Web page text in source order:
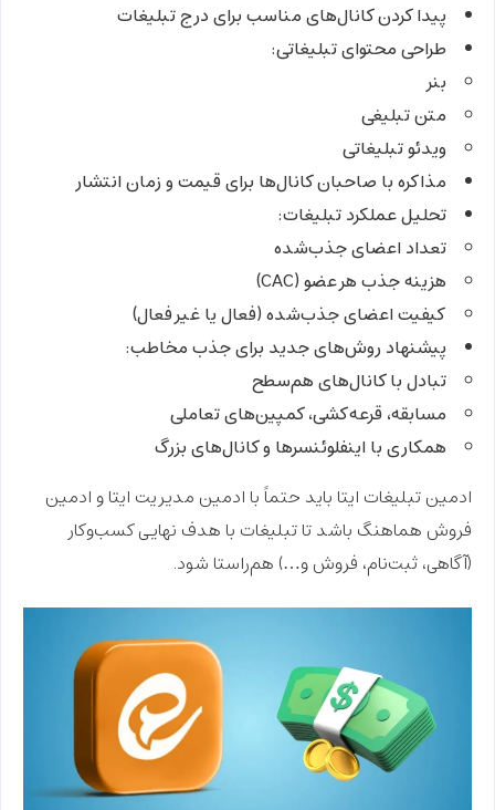
پیدا کردن کانال‌های مناسب برای درج تبلیغات
طراحی محتوای تبلیغاتی:
بنر
متن تبلیغی
ویدئو تبلیغاتی
مذاکره با صاحبان کانال‌ها برای قیمت و زمان انتشار
تحلیل عملکرد تبلیغات:
تعداد اعضای جذب‌شده
هزینه جذب هر عضو (CAC)
کیفیت اعضای جذب‌شده (فعال یا غیر فعال)
پیشنهاد روش‌های جدید برای جذب مخاطب:
تبادل با کانال‌های هم‌سطح
مسابقه، قرعه‌کشی، کمپین‌های تعاملی
همکاری با اینفلوئنسرها و کانال‌های بزرگ
ادمین تبلیغات ایتا باید حتماً با ادمین مدیریت ایتاوادمین
فروش هماهنگ باشد تا تبلیغات با هدف نهایی کسب‌وکار
(آگاهی، ثبت‌نام، فروش و…) هم‌راستا شود.